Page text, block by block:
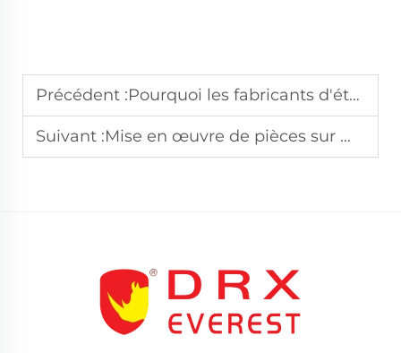
Précédent :Pourquoi les fabricants d'étuis en plastique investissent-ils dans l'innovation
Suivant :Mise en œuvre de pièces sur mesure en fibre de carbone : un guide étape par étape